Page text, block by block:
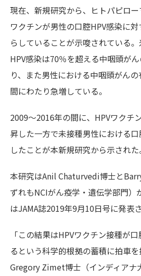
現在、新規研究から、ヒトパピロー
ワクチンが男性の口腔HPV感染に
らしていることが示唆されている
HPV感染は70％を超える中咽頭が
り、また男性における中咽頭がん
間にわたり急増している。
2009～2016年の間に、HPVワクチ
昇した一方で未接種男性における
したことが本新規研究から示された
本研究はAnil Chaturvedi博士と
ずれもNCIがん疫学・遺伝学部門）
はJAMA誌2019年9月10日号に発表さ
「この結果はHPVワクチン接種が
るという科学的根拠の蓄積に拍車
Gregory Zimet博士（インディアナ